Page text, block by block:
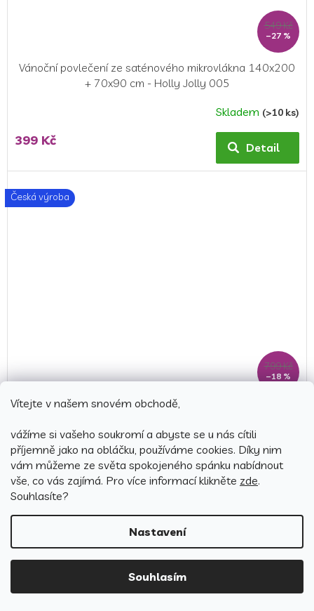
Vítejte v našem snovém obchodě,
vážíme si vašeho soukromí a abyste se u nás cítili
příjemně jako na obláčku, používáme cookies. Díky nim
vám můžeme ze světa spokojeného spánku nabídnout
vše, co vás zajímá. Pro více informací klikněte zde.
Souhlasíte?
Nastavení
Souhlasím
549 Kč
–27 %
Vánoční povlečení ze saténového mikrovlákna 140x200
+ 70x90 cm - Holly Jolly 005
Skladem (>10 ks)
399 Kč Detail
Česká výroba
799 Kč
–18 %
Bavlněné povlečení DELUX 140x200 + 70x90 cm - AURA
Skladem(1 ks)
649 Kč Detail